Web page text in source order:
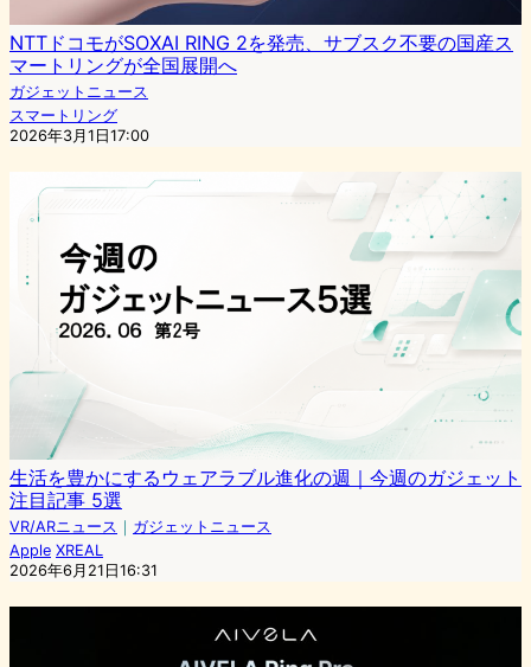
NTTドコモがSOXAI RING 2を発売、サブスク不要の国産ス
マートリングが全国展開へ
ガジェットニュース
スマートリング
2026年3月1日17:00
生活を豊かにするウェアラブル進化の週｜今週のガジェット
注目記事 5選
VR/ARニュース ｜ ガジェットニュース
Apple XREAL
2026年6月21日16:31